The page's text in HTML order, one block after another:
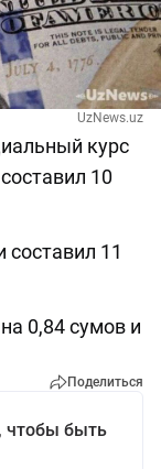
UzNews.uz
курс
10
составил 11
0,84 сумов и
Поделиться
, чтобы быть